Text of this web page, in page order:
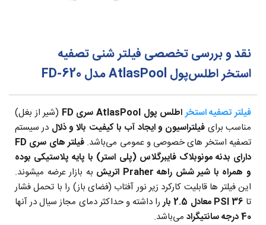
نقد و بررسی تخصصی فیلتر شنی تصفیه
استخر اطلس‌پول AtlasPool مدل FD-620
فیلتر تصفیه استخراطلس پول AtlasPool سری FD
(شیر از بغل)
مناسب برای فیلتراسیون و ایجاد آب با کیفیت بالا و ذلال در سیستم
تصفیه استخر های خصوصی و عمومی می‌باشد.
فیلتر های سری FD
دارای بدنه مونوبلاک فایبرگلاس (پلی استر) با پایه پلاستیکی بوده
و همراه با شیر شش راهه Praher اتریش
به بازار عرضه میشوند.
این فیلتر ها قابلیت کارکرد زیر نور آفتاب (فضای باز) را با تحمل فشار
تا 36 PSI معادل 2.5 بار
را داشته و حداکثر دمای مجاز سیال در آنها
40 درجه سانتیگراد
می‌باشد.